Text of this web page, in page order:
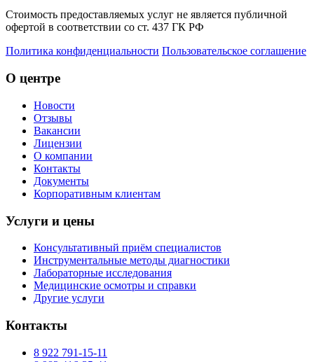
Стоимость предоставляемых услуг не является публичной
офертой в соответствии со ст. 437 ГК РФ
Политика конфиденциальности Пользовательское соглашение
О центре
Новости
Отзывы
Вакансии
Лицензии
О компании
Контакты
Документы
Корпоративным клиентам
Услуги и цены
Консультативный приём специалистов
Инструментальные методы диагностики
Лабораторные исследования
Медицинские осмотры и справки
Другие услуги
Контакты
8 922 791-15-11